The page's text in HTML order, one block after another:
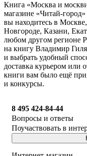
Книга «Москва и
магазине «Читай-
вы находитесь в
Новгороде, Казани,
любом другом регионе
на книгу Владимир
и выбрать удобный
доставка курьером или
книги вам было ещё
и конкурсы.
8 495 424-84-44
Вопросы и ответы
Поучаствовать в